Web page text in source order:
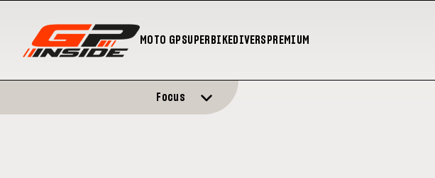
MOTO GPSUPERBIKEDIVERS PREMIUM
Focus